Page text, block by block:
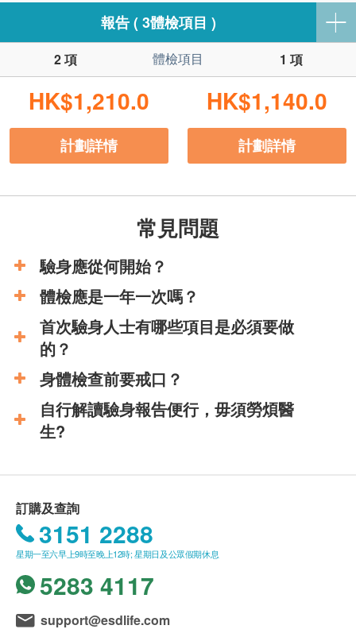
報告 ( 3體檢項目 )
體檢項目
2 項 1 項
HK$1,210.0
計劃詳情
HK$1,140.0
計劃詳情
常見問題
驗身應從何開始？
體檢應是一年一次嗎？
首次驗身人士有哪些項目是必須要做
的？
身體檢查前要戒口？
自行解讀驗身報告便行，毋須勞煩醫
生?
訂購及查詢
3151 2288
星期一至六早上9時至晚上12時; 星期日及公眾假期休息
5283 4117
support@esdlife.com